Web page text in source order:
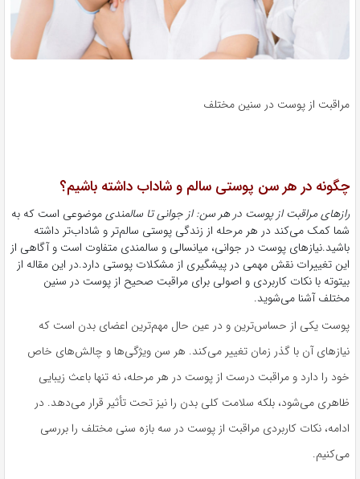
مراقبت از پوست در سنین مختلف
چگونه در هر سن پوستی سالم و شاداب داشته باشیم؟
رازهای مراقبت از پوست در هر سن: از جوانی تا سالمندیموضوعی است که به
شما کمک می‌کند در هر مرحله از زندگی پوستی سالم‌تر و شاداب‌تر داشته
باشید.نیازهای پوست در جوانی، میانسالی و سالمندی متفاوت است و آگاهی از
این تغییرات نقش مهمی در پیشگیری از مشکلات پوستی دارد.در این مقاله از
بیتوته با نکات کاربردی و اصولی برای مراقبت صحیح از پوست در سنین
مختلف آشنا می‌شوید.
پوست یکی از حساس‌ترین و در عین حال مهم‌ترین اعضای بدن است که
نیازهای آن با گذر زمان تغییر می‌کند. هر سن ویژگی‌ها و چالش‌های خاص
خود را دارد و مراقبت درست از پوست در هر مرحله، نه تنها باعث زیبایی
ظاهری می‌شود، بلکه سلامت کلی بدن را نیز تحت تأثیر قرار می‌دهد. در
ادامه، نکات کاربردی مراقبت از پوست در سه بازه سنی مختلف را بررسی
می‌کنیم.